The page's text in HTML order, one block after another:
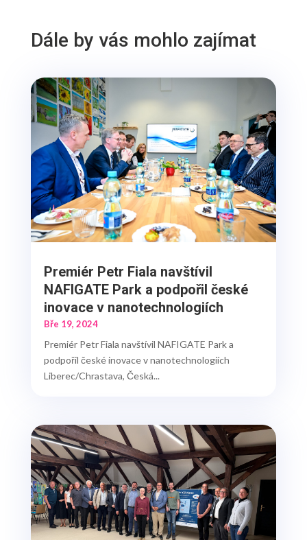
Dále by vás mohlo zajímat
Premiér Petr Fiala navštívil
NAFIGATE Park a podpořil české
inovace v nanotechnologiích
Bře 19, 2024
Premiér Petr Fiala navštívil NAFIGATE Park a
podpořil české inovace v nanotechnologiích
Liberec/Chrastava, Česká...